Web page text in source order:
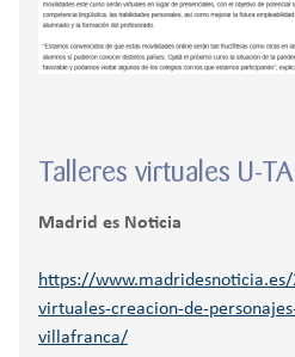
Talleres virtuales U-
Madrid es Noticia
https://
virtuales-creacion-de-
villafranca/